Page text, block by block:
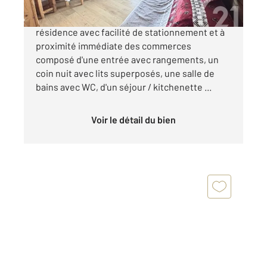
Découvrez ce studio cosy situé dans une
résidence avec facilité de stationnement et à
proximité immédiate des commerces
composé d'une entrée avec rangements, un
coin nuit avec lits superposés, une salle de
bains avec WC, d'un séjour / kitchenette ...
Voir le détail du bien